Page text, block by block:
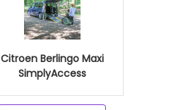
Citroen Berlingo Maxi
SimplyAccess